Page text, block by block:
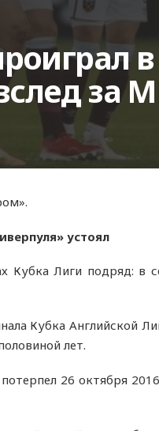
за
устоял
Лиги подряд: в
Кубка Английской
лет.
26 октября